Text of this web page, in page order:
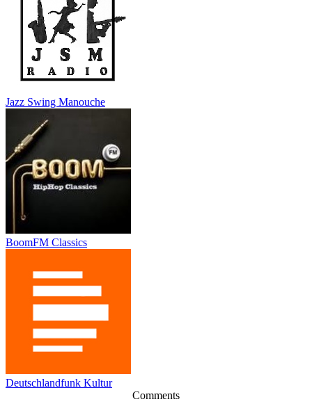
Jazz Swing Manouche
BoomFM Classics
Deutschlandfunk Kultur
Comments